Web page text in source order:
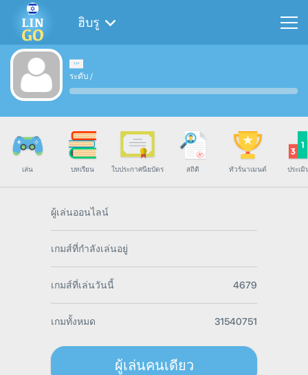
ฮิบรู
ระดับ /
เล่น บทเรียน ใบประกาศนียบัตร สถิติ ทัวร์นาเมนต์ ประเมิ
ผู้เล่นออนไลน์
เกมส์ที่กำลังเล่นอยู่
เกมส์ที่เล่นวันนี้ 4679
เกมทั้งหมด 31540751
ผู้เล่นคนเดียว